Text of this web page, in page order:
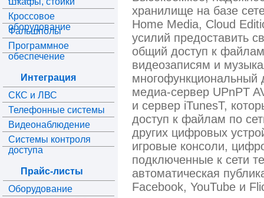
Кроссовое
оборудование
Фальшполы
Программное
обеспечение
Интеграция
СКС и ЛВС
Телефонные системы
Видеонаблюдение
Системы контроля
доступа
Прайс-листы
Оборудование
хранилище на базе
Home Media, Cloud
усилий предоставить
общий доступ к
видеозаписям и
многофункциональный
медиа-сервер UPnPT
и сервер iTunesT,
доступ к файлам по
других цифровых
игровые консоли,
подключенные к сети
автоматическая
Facebook, YouTube и